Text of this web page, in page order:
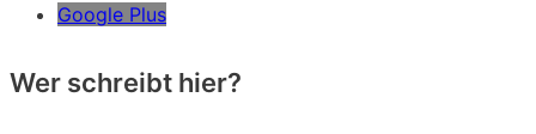
Google Plus
Wer schreibt hier?